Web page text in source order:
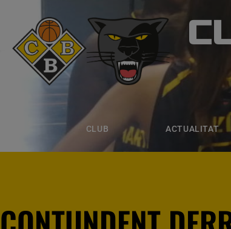
CLUB ACTUALITAT
ACTUALITAT